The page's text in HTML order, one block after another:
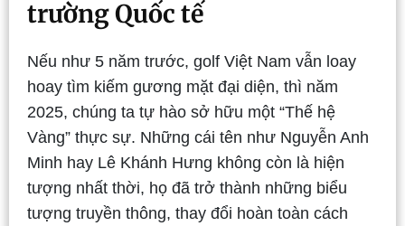
trường Quốc tế
Nếu như 5 năm trước, golf Việt Nam vẫn loay
hoay tìm kiếm gương mặt đại diện, thì năm
2025, chúng ta tự hào sở hữu một “Thế hệ
Vàng” thực sự. Những cái tên như Nguyễn Anh
Minh hay Lê Khánh Hưng không còn là hiện
tượng nhất thời, họ đã trở thành những biểu
tượng truyền thông, thay đổi hoàn toàn cách